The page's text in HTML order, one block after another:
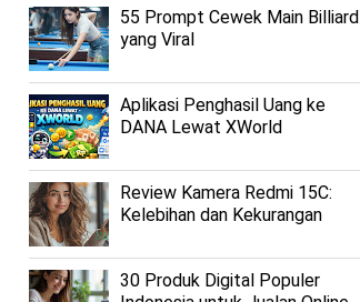
55 Prompt Cewek Main Billiard
yang Viral
Aplikasi Penghasil Uang ke
DANA Lewat XWorld
Review Kamera Redmi 15C:
Kelebihan dan Kekurangan
30 Produk Digital Populer